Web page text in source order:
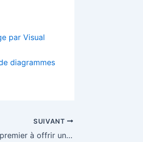
par Visual
diagrammes
SUIVANT
Visual Paradigm – Le premier à offrir un support complet d’ArchiMate 4 (version préliminaire)